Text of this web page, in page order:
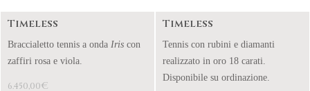
Timeless
Braccialetto tennis a onda Iris con
zaffiri rosa e viola.
6.450,00€
Timeless
Tennis con rubini e diamanti
realizzato in oro 18 carati.
Disponibile su ordinazione.